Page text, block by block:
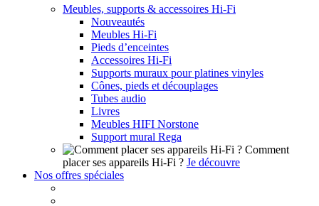
Meubles, supports & accessoires Hi-Fi
Nouveautés
Meubles Hi-Fi
Pieds d’enceintes
Accessoires Hi-Fi
Supports muraux pour platines vinyles
Cônes, pieds et découplages
Tubes audio
Livres
Meubles HIFI Norstone
Support mural Rega
Comment
placer ses appareils Hi-Fi ? Je découvre
Nos offres spéciales